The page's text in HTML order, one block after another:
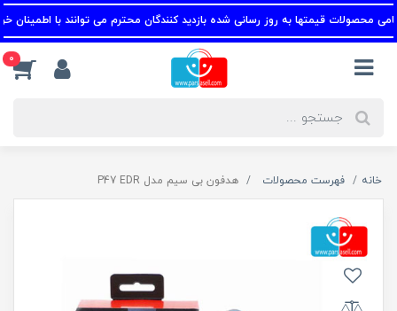
محصولات قیمتها به روز رسانی شده بازدید کنندگان محترم می توانند با اطمینان خرید
0
خانه فهرست محصولات هدفون بی سیم مدل P47 EDR